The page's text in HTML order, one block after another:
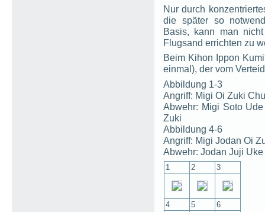
Nur durch
die später so
Basis, kann man
Flugsand errichten zu
Beim Kihon Ippon
einmal), der vom
Abbildung 1-3
Angriff: Migi Oi Zuki
Abwehr: Migi Soto
Zuki
Abbildung 4-6
Angriff: Migi Jodan Oi
Abwehr: Jodan Juji
1 2 3
4 5 6